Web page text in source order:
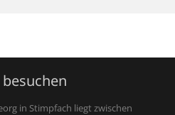
in Stimpfach liegt zwischen